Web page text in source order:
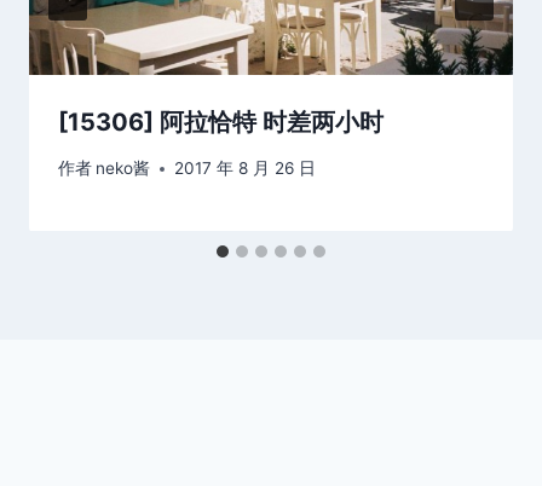
[15306] 阿拉恰特 时差两小时
作者 neko酱 2017 年 8 月 26 日